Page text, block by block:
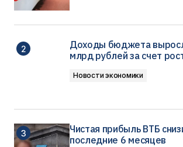
Доходы бюджета
млрд рублей за счет
Новости экономики
Чистая прибыль ВТБ
последние 6 месяцев